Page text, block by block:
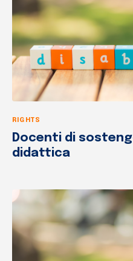
RIGHTS
Docenti di
didattica